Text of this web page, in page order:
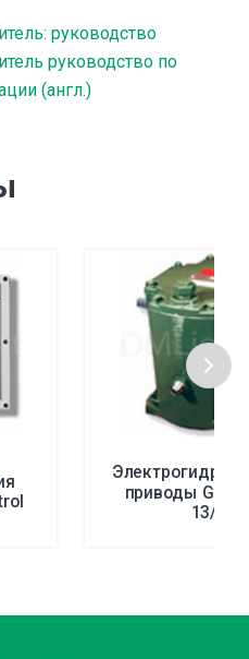
руководство
руководство по
(англ.)
приводы
13/17